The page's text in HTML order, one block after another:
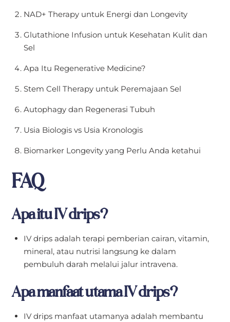
NAD+ Therapy untuk Energi dan Longevity
Glutathione Infusion untuk Kesehatan Kulit dan
Sel
Apa Itu Regenerative Medicine?
Stem Cell Therapy untuk Peremajaan Sel
Autophagy dan Regenerasi Tubuh
Usia Biologis vs Usia Kronologis
Biomarker Longevity yang Perlu Anda ketahui
FAQ
Apa itu IV drips?
IV drips adalah terapi pemberian cairan, vitamin,
mineral, atau nutrisi langsung ke dalam
pembuluh darah melalui jalur intravena.
Apa manfaat utama IV drips?
IV drips manfaat utamanya adalah membantu